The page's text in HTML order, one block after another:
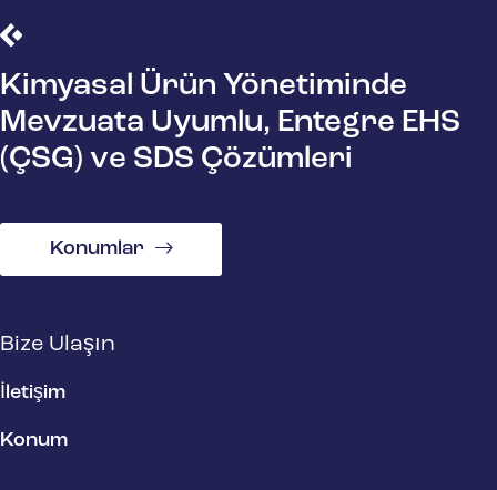
Kimyasal Ürün Yönetiminde
Mevzuata Uyumlu, Entegre EHS
(ÇSG) ve SDS Çözümleri
Konumlar
Bize Ulaşın
İletişim
Konum